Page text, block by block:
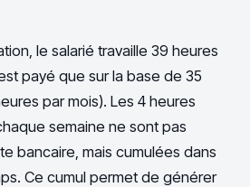
le salarié travaille 39 heures
payé que sur la base de 35
par mois). Les 4 heures
semaine ne sont pas
bancaire, mais cumulées dans
Ce cumul permet de générer